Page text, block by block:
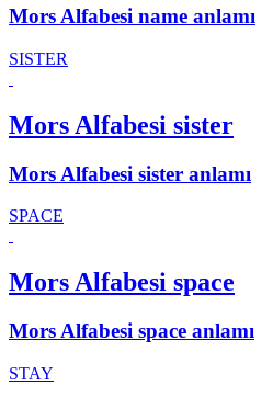
Mors Alfabesi name anlamı
SISTER
Mors Alfabesi sister
Mors Alfabesi sister anlamı
SPACE
Mors Alfabesi space
Mors Alfabesi space anlamı
STAY